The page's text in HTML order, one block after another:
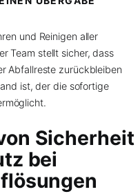
und Reinigen aller
Team stellt sicher, dass
Abfallreste zurückbleiben
ist, der die sofortige
Sicherheit
bei